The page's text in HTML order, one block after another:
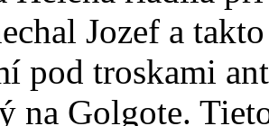
Jozef a
pod troskami
na Golgote.